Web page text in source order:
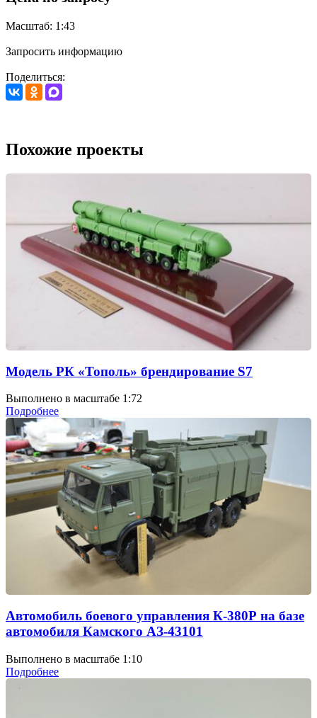
Масштаб: 1:43
Запросить информацию
Поделиться:
Похожие проекты
Модель РК «Тополь» брендирование S7
Выполнено в масштабе 1:72
Подробнее
Автомобиль боевого управления К-380Р на базе
автомобиля Камского АЗ-43101
Выполнено в масштабе 1:10
Подробнее